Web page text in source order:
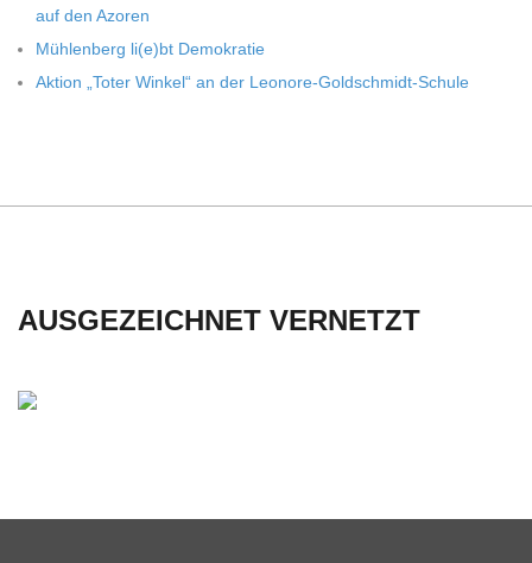
C
M
D
T
S
auf den Azoren
Müh­len­berg li(e)bt Demokratie
Aktion „Toter Win­kel“ an der Leonore-Goldschmidt-Schule
AUSGEZEICHNET VERNETZT